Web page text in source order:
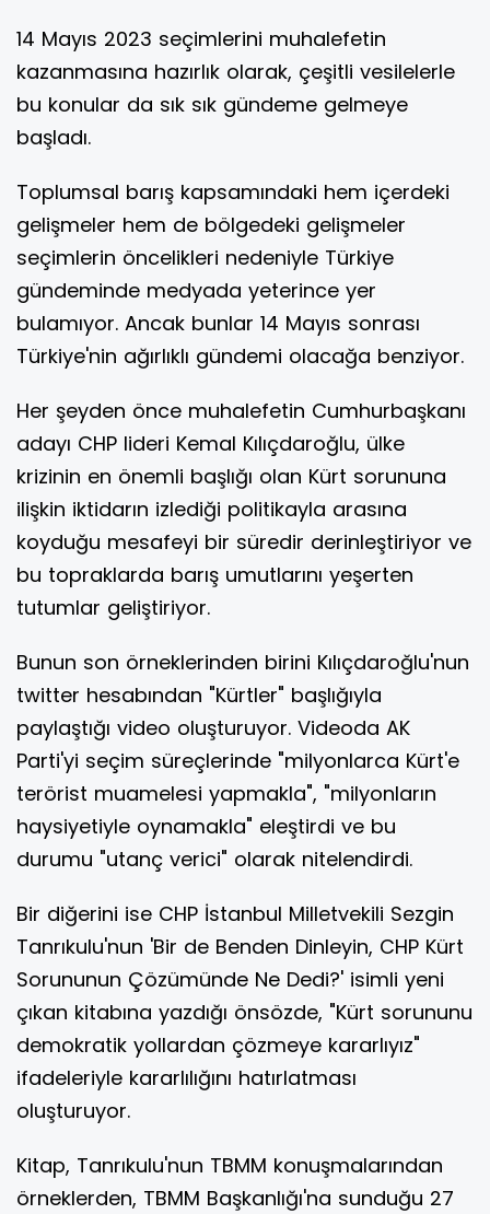
14 Mayıs 2023 seçimlerini muhalefetin
kazanmasına hazırlık olarak, çeşitli vesilelerle
bu konular da sık sık gündeme gelmeye
başladı.
Toplumsal barış kapsamındaki hem içerdeki
gelişmeler hem de bölgedeki gelişmeler
seçimlerin öncelikleri nedeniyle Türkiye
gündeminde medyada yeterince yer
bulamıyor. Ancak bunlar 14 Mayıs sonrası
Türkiye'nin ağırlıklı gündemi olacağa benziyor.
Her şeyden önce muhalefetin Cumhurbaşkanı
adayı CHP lideri Kemal Kılıçdaroğlu, ülke
krizinin en önemli başlığı olan Kürt sorununa
ilişkin iktidarın izlediği politikayla arasına
koyduğu mesafeyi bir süredir derinleştiriyor ve
bu topraklarda barış umutlarını yeşerten
tutumlar geliştiriyor.
Bunun son örneklerinden birini Kılıçdaroğlu'nun
twitter hesabından "Kürtler" başlığıyla
paylaştığı video oluşturuyor. Videoda AK
Parti'yi seçim süreçlerinde "milyonlarca Kürt'e
terörist muamelesi yapmakla", "milyonların
haysiyetiyle oynamakla" eleştirdi ve bu
durumu "utanç verici" olarak nitelendirdi.
Bir diğerini ise CHP İstanbul Milletvekili Sezgin
Tanrıkulu'nun 'Bir de Benden Dinleyin, CHP Kürt
Sorununun Çözümünde Ne Dedi?' isimli yeni
çıkan kitabına yazdığı önsözde, "Kürt sorununu
demokratik yollardan çözmeye kararlıyız"
ifadeleriyle kararlılığını hatırlatması
oluşturuyor.
Kitap, Tanrıkulu'nun TBMM konuşmalarından
örneklerden, TBMM Başkanlığı'na sunduğu 27